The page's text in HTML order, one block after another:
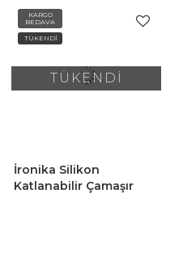
KARGO
BEDAVA
TÜKENDİ
TÜKENDİ
İronika Silikon
Katlanabilir Çamaşır